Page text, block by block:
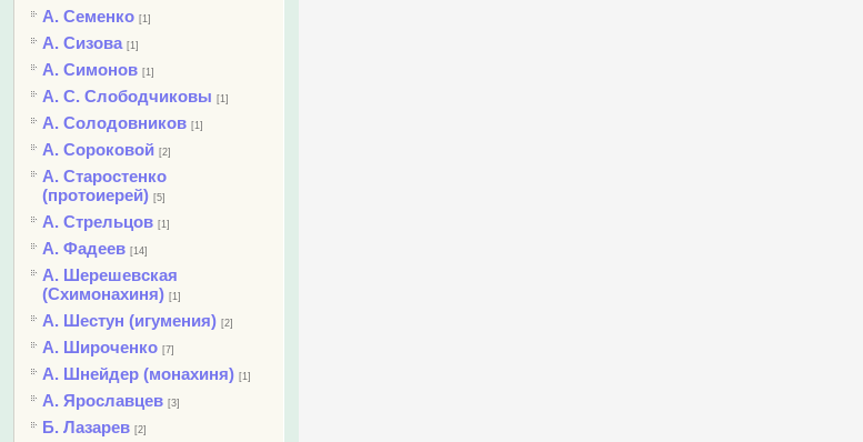
А. Семенко [1]
А. Сизова [1]
А. Симонов [1]
А. С. Слободчиковы [1]
А. Солодовников [1]
А. Сороковой [2]
А. Старостенко
(протоиерей) [5]
А. Стрельцов [1]
А. Фадеев [14]
А. Шерешевская
(Схимонахиня) [1]
А. Шестун (игумения) [2]
А. Широченко [7]
А. Шнейдер (монахиня) [1]
А. Ярославцев [3]
Б. Лазарев [2]